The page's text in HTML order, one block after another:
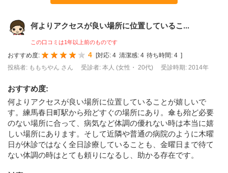
何よりアクセスが良い場所に位置しているこ...
この口コミは1年以上前のものです
おすすめ度: 4 [対応: 4 清潔感: 4 待ち時間: 4 ]
投稿者: ももちやん さん
受診者: 本人 (女性・ 20代) 受診時期: 2014年
おすすめ度:
何よりアクセスが良い場所に位置していることが嬉しいで
す。練馬春日町駅から殆どすぐの場所にあり。傘も殆ど必要
のない場所に合って、病気など体調の優れない時は本当に嬉
しい場所にあります。そして近隣や普通の病院のように木曜
日が休診ではなく全日診療していることも、金曜日まで待て
ない体調の時はとても頼りになるし、助かる存在です。